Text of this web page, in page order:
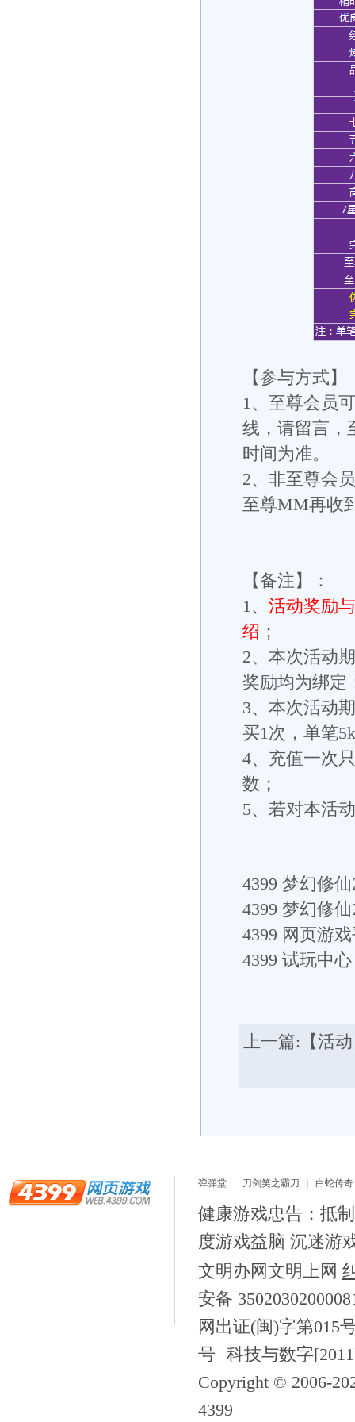
【参与方式】
1、至尊会员
线，请留言，
时间为准。
2、非至尊会
至尊MM再收
【备注】：
1、 活动奖励
绍 ；
2、本次活动
奖励均为绑定
3、本次活动
买1次，单笔
4、充值一次
数；
5、若对本活
4399 梦幻修仙
4399 梦幻修
4399 网页游
4399 试玩中心
上一篇: 【活
弹弹堂 刀剑笑之霸刀
白蛇传奇
健康游戏忠告：抵
度游戏益脑 沉迷游
文明办网文明上网
安备
网出证(闽)字第015
号 科技与数字
Copyright © 2006-
4399